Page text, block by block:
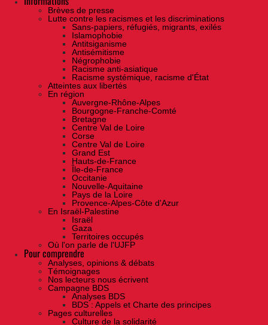
Brèves de presse
Lutte contre les racismes et les discriminations
Sans-papiers, réfugiés, migrants, exilés
Islamophobie
Antitsiganisme
Antisémitisme
Négrophobie
Racisme anti-asiatique
Racisme systémique, racisme d'État
Atteintes aux libertés
En région
Auvergne-Rhône-Alpes
Bourgogne-Franche-Comté
Bretagne
Centre Val de Loire
Corse
Centre Val de Loire
Grand Est
Hauts-de-France
Île-de-France
Occitanie
Nouvelle-Aquitaine
Pays de la Loire
Provence-Alpes-Côte d'Azur
En Israël-Palestine
Israël
Gaza
Territoires occupés
Où l'on parle de l'UJFP
Pour comprendre
Analyses, opinions & débats
Témoignages
Nos lecteurs nous écrivent
Campagne BDS
Analyses BDS
BDS : Appels et Charte des principes
Pages culturelles
Culture de la solidarité